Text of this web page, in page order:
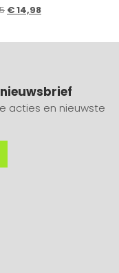
€14,98
acties en nieuwste